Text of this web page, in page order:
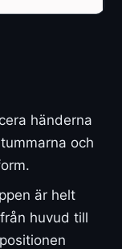
händerna
och
är helt
huvud till